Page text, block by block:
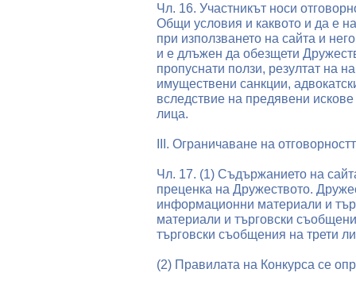
Чл. 16. Участникът носи
Общи условия и каквото и да е
при използването на сайта и
и е длъжен да обезщети
пропуснати ползи, резултат на
имуществени санкции,
вследствие на предявени
лица.
III. Ограничаване на
Чл. 17. (1) Съдържанието на
преценка на Дружеството.
информационни материали и
материали и търговски
търговски съобщения на трети
(2) Правилата на Конкурса се